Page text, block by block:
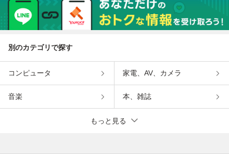
別のカテゴリで探す
コンピュータ 家電、AV、カメラ
音楽 本、雑誌
もっと見る